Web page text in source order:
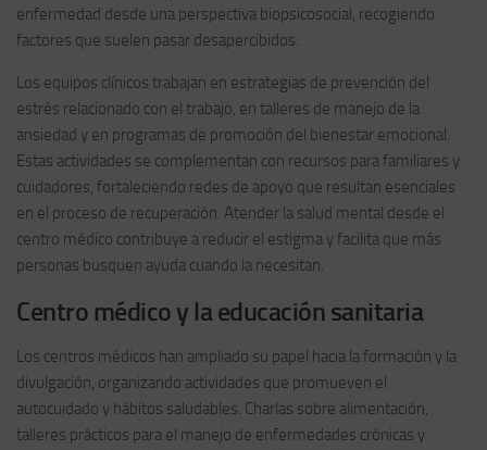
enfermedad desde una perspectiva biopsicosocial, recogiendo
factores que suelen pasar desapercibidos.
Los equipos clínicos trabajan en estrategias de prevención del
estrés relacionado con el trabajo, en talleres de manejo de la
ansiedad y en programas de promoción del bienestar emocional.
Estas actividades se complementan con recursos para familiares y
cuidadores, fortaleciendo redes de apoyo que resultan esenciales
en el proceso de recuperación. Atender la salud mental desde el
centro médico contribuye a reducir el estigma y facilita que más
personas busquen ayuda cuando la necesitan.
Centro médico y la educación sanitaria
Los centros médicos han ampliado su papel hacia la formación y la
divulgación, organizando actividades que promueven el
autocuidado y hábitos saludables. Charlas sobre alimentación,
talleres prácticos para el manejo de enfermedades crónicas y